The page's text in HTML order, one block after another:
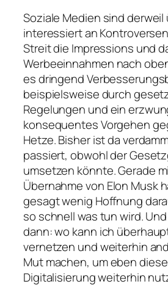
Soziale Medien sind
interessiert an
Streit die Impressions und
Werbeeinnahmen nach
es dringend
beispielsweise durch
Regelungen und ein
konsequentes Vorgehen
Hetze. Bisher ist da
passiert, obwohl der
umsetzen könnte. Gerade
Übernahme von Elon Musk
gesagt wenig Hoffnung
so schnell was tun wird.
dann: wo kann ich
vernetzen und weiterhin
Mut machen, um eben
Digitalisierung weiterhin